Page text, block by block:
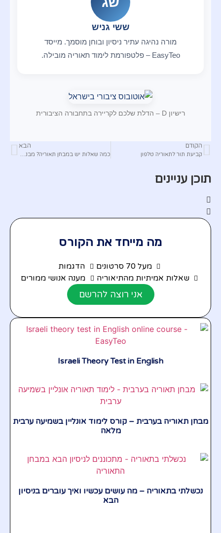
ששי גניש
מורה נהיגה עתיר ניסיון ובוחן מוסמך. מייסד
EasyTeo – פלטפורמת לימוד תאוריה מובילה.
רישיון D – הדלת שלכם לקריירה בתחבורה הציבורית
הקודם
קביעת תור לתאוריה טלפון
הבא
כמה שאלות יש במבחן תאוריה? מבנה המבחן המלא
תוכן עניינים
מה מייחד את הקורס
מעל 70 סרטונים
הדגמות
שאלות אמיתיות מהתיאוריה
מענה אנושי ממורים
אני רוצה להרשם
Israeli Theory Test in English
מבחן תאוריה בערבית – קורס לימוד אונליין בשמיעה ערבית
מלאה
נכשלתי בתאוריה – מה עושים עכשיו ואיך עוברים בניסיון
הבא